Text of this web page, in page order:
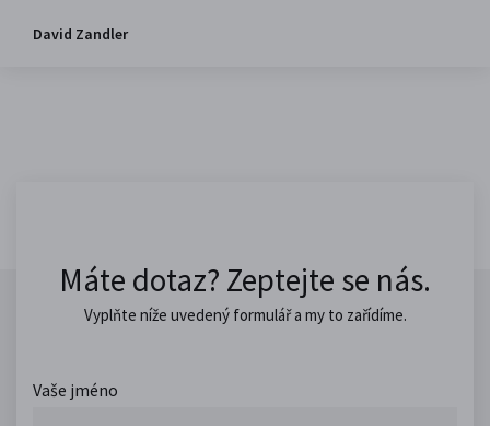
David Zandler
Máte dotaz? Zeptejte se nás.
Vyplňte níže uvedený formulář a my to zařídíme.
Vaše jméno